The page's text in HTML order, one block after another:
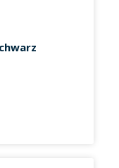
von 5 von 5 Sternen